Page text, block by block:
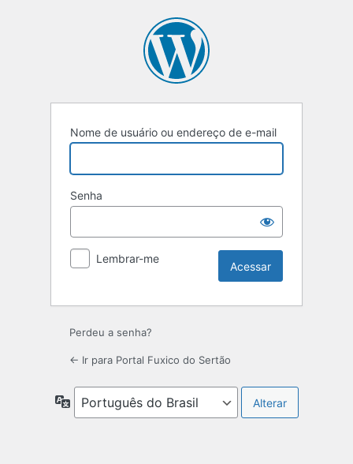
Nome de usuário ou endereço de e-mail
Senha
Lembrar-me
Perdeu a senha?
← Ir para Portal Fuxico do Sertão
Idioma